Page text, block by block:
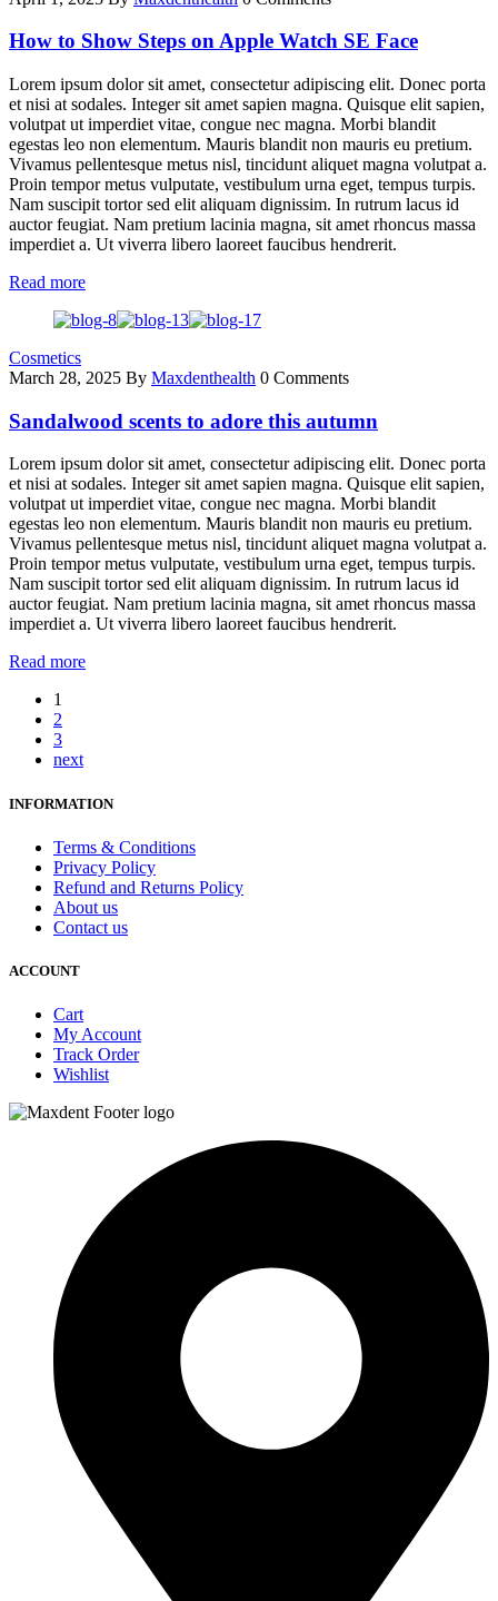
How to Show Steps on Apple Watch SE Face
Lorem ipsum dolor sit amet, consectetur adipiscing elit. Donec porta
et nisi at sodales. Integer sit amet sapien magna. Quisque elit sapien,
volutpat ut imperdiet vitae, congue nec magna. Morbi blandit
egestas leo non elementum. Mauris blandit non mauris eu pretium.
Vivamus pellentesque metus nisl, tincidunt aliquet magna volutpat a.
Proin tempor metus vulputate, vestibulum urna eget, tempus turpis.
Nam suscipit tortor sed elit aliquam dignissim. In rutrum lacus id
auctor feugiat. Nam pretium lacinia magna, sit amet rhoncus massa
imperdiet a. Ut viverra libero laoreet faucibus hendrerit.
Read more
Cosmetics
March 28, 2025 By Maxdenthealth 0 Comments
Sandalwood scents to adore this autumn
Lorem ipsum dolor sit amet, consectetur adipiscing elit. Donec porta
et nisi at sodales. Integer sit amet sapien magna. Quisque elit sapien,
volutpat ut imperdiet vitae, congue nec magna. Morbi blandit
egestas leo non elementum. Mauris blandit non mauris eu pretium.
Vivamus pellentesque metus nisl, tincidunt aliquet magna volutpat a.
Proin tempor metus vulputate, vestibulum urna eget, tempus turpis.
Nam suscipit tortor sed elit aliquam dignissim. In rutrum lacus id
auctor feugiat. Nam pretium lacinia magna, sit amet rhoncus massa
imperdiet a. Ut viverra libero laoreet faucibus hendrerit.
Read more
1
2
3
next
INFORMATION
Terms & Conditions
Privacy Policy
Refund and Returns Policy
About us
Contact us
ACCOUNT
Cart
My Account
Track Order
Wishlist